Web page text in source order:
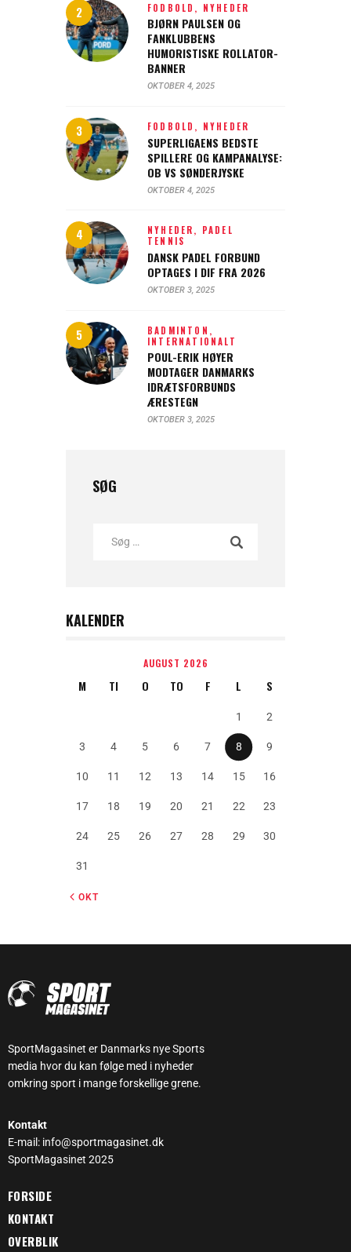
FODBOLD, NYHEDER
BJØRN PAULSEN OG
FANKLUBBENS
HUMORISTISKE ROLLATOR-
BANNER
OKTOBER 4, 2025
FODBOLD, NYHEDER
SUPERLIGAENS BEDSTE
SPILLERE OG KAMPANALYSE:
OB VS SØNDERJYSKE
OKTOBER 4, 2025
NYHEDER, PADEL
TENNIS
DANSK PADEL FORBUND
OPTAGES I DIF FRA 2026
OKTOBER 3, 2025
BADMINTON,
INTERNATIONALT
POUL-ERIK HØYER
MODTAGER DANMARKS
IDRÆTSFORBUNDS
ÆRESTEGN
OKTOBER 3, 2025
SØG
KALENDER
AUGUST 2026
M TI O TO F L S
1 2
3 4 5 6 7 8 9
10 11 12 13 14 15 16
17 18 19 20 21 22 23
24 25 26 27 28 29 30
31
« OKT
SportMagasinet er Danmarks nye Sports
media hvor du kan følge med i nyheder
omkring sport i mange forskellige grene.
Kontakt
E-mail: info@sportmagasinet.dk
SportMagasinet 2025
FORSIDE
KONTAKT
OVERBLIK